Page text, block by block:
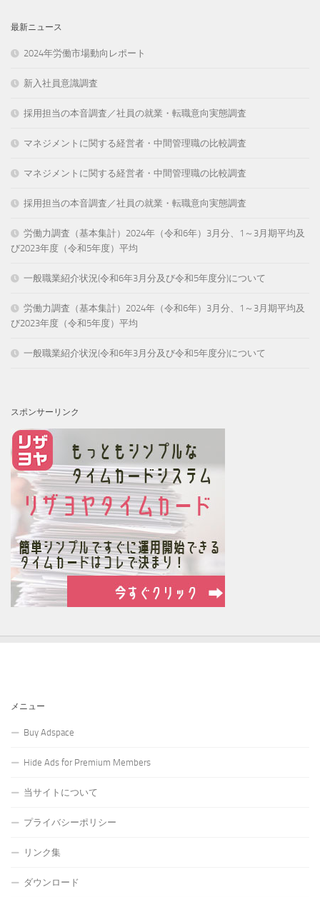
最新ニュース
2024年労働市場動向レポート
新入社員意識調査
採用担当の本音調査／社員の就業・転職意向実態調査
マネジメントに関する経営者・中間管理職の比較調査
マネジメントに関する経営者・中間管理職の比較調査
採用担当の本音調査／社員の就業・転職意向実態調査
労働力調査（基本集計）2024年（令和6年）3月分、1～3月期平均及
び2023年度（令和5年度）平均
一般職業紹介状況(令和6年3月分及び令和5年度分)について
労働力調査（基本集計）2024年（令和6年）3月分、1～3月期平均及
び2023年度（令和5年度）平均
一般職業紹介状況(令和6年3月分及び令和5年度分)について
スポンサーリンク
メニュー
Buy Adspace
Hide Ads for Premium Members
当サイトについて
プライバシーポリシー
リンク集
ダウンロード